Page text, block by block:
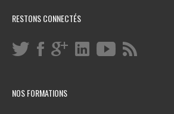
RESTONS CONNECTÉS
NOS FORMATIONS